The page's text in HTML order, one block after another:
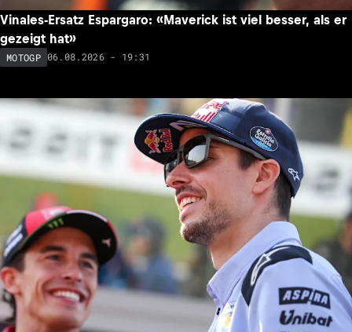
Vinales-Ersatz Espargaro: «Maverick ist viel besser, als er
gezeigt hat»
MOTOGP 06.08.2026 - 19:31